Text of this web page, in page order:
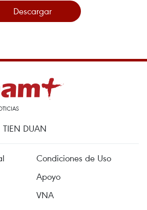
Descargar
DUAN
Condiciones de Uso
Apoyo
VNA